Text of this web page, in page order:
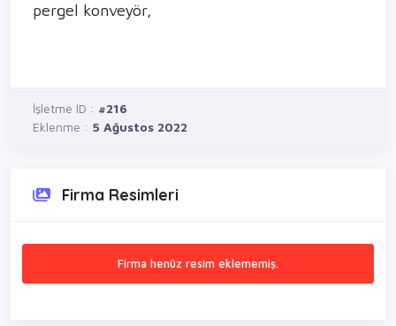
pergel konveyör,
İşletme ID : #216
Eklenme : 5 Ağustos 2022
Firma Resimleri
Firma henüz resim eklememiş.